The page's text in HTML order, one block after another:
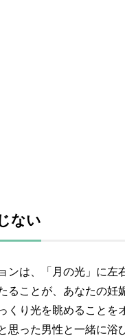
ない
ンは、「月の光」に左
ることが、あなたの妊
くり光を眺めることを
思った男性と一緒に